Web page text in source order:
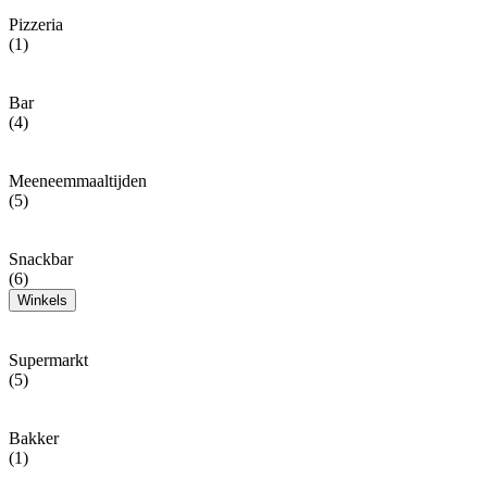
Pizzeria
(1)
Bar
(4)
Meeneemmaaltijden
(5)
Snackbar
(6)
Winkels
Supermarkt
(5)
Bakker
(1)